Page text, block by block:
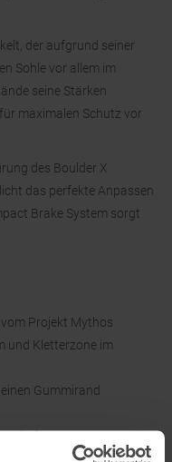
der aufgrund seiner
Sohle vor allem im
seine Stärken
maximalen Schutz vor
des Boulder X
das perfekte Anpassen
Brake System sorgt
Projekt Mythos
und Kletterzone im
Gummirand